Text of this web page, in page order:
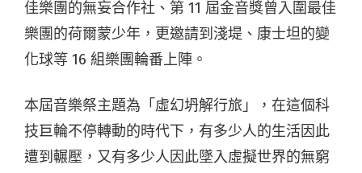
佳樂團的無妄合作社、第 11 屆金音獎曾入圍最佳
樂團的荷爾蒙少年，更邀請到淺堤、康士坦的變
化球等 16 組樂團輪番上陣。
本屆音樂祭主題為「虛幻坍解行旅」，在這個科
技巨輪不停轉動的時代下，有多少人的生活因此
遭到輾壓，又有多少人因此墜入虛擬世界的無窮